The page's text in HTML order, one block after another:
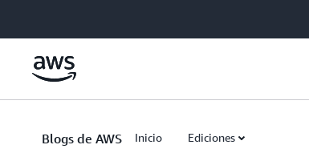
Blogs de AWS Inicio Ediciones